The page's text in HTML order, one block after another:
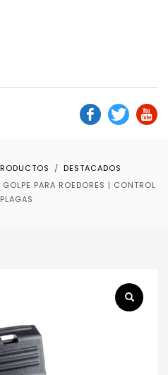
DESTACADOS
PARA ROEDORES | CONTROL